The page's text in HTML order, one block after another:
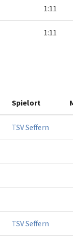
1:11
1:11
Spielort
TSV Seffern
TSV Seffern